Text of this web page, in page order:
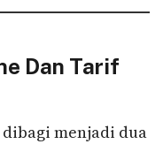
Dan Tarif
menjadi dua